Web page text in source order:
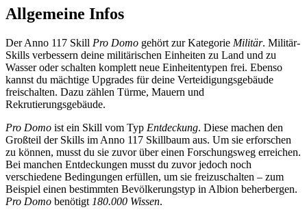
Allgemeine Infos
Der Anno 117 Skill Pro Domo gehört zur Kategorie Militär. Militär-
Skills verbessern deine militärischen Einheiten zu Land und zu
Wasser oder schalten komplett neue Einheitentypen frei. Ebenso
kannst du mächtige Upgrades für deine Verteidigungsgebäude
freischalten. Dazu zählen Türme, Mauern und
Rekrutierungsgebäude.
Pro Domo ist ein Skill vom Typ Entdeckung. Diese machen den
Großteil der Skills im Anno 117 Skillbaum aus. Um sie erforschen
zu können, musst du sie zuvor über einen Forschungsweg erreichen.
Bei manchen Entdeckungen musst du zuvor jedoch noch
verschiedene Bedingungen erfüllen, um sie freizuschalten – zum
Beispiel einen bestimmten Bevölkerungstyp in Albion beherbergen.
Pro Domo benötigt 180.000 Wissen.